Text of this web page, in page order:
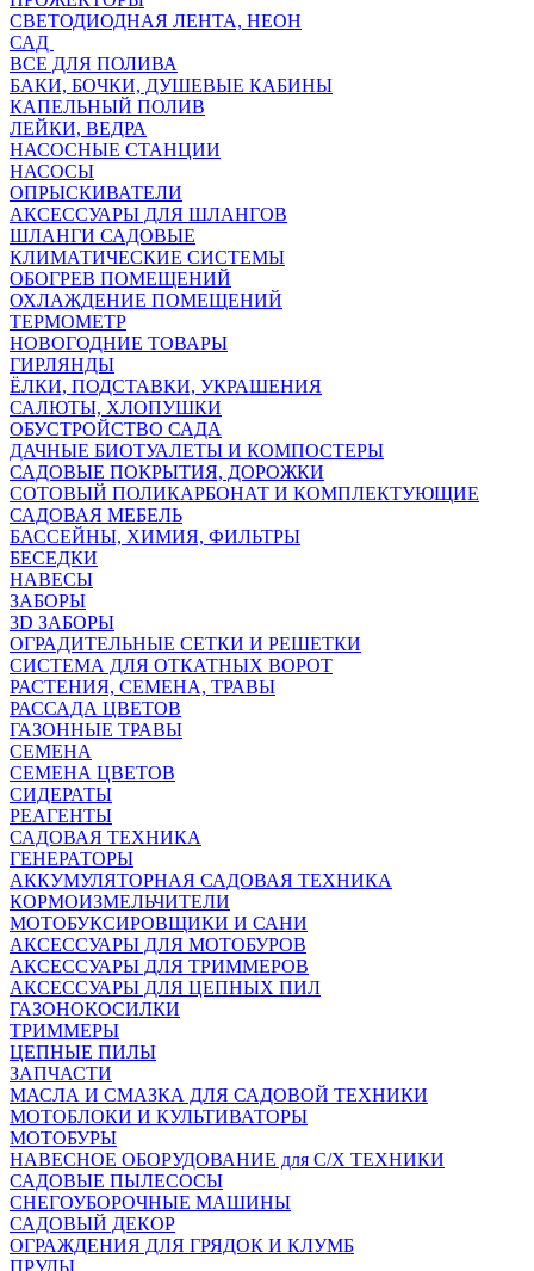
СВЕТОДИОДНАЯ ЛЕНТА, НЕОН
САД
ВСЕ ДЛЯ ПОЛИВА
БАКИ, БОЧКИ, ДУШЕВЫЕ КАБИНЫ
КАПЕЛЬНЫЙ ПОЛИВ
ЛЕЙКИ, ВЕДРА
НАСОСНЫЕ СТАНЦИИ
НАСОСЫ
ОПРЫСКИВАТЕЛИ
АКСЕССУАРЫ ДЛЯ ШЛАНГОВ
ШЛАНГИ САДОВЫЕ
КЛИМАТИЧЕСКИЕ СИСТЕМЫ
ОБОГРЕВ ПОМЕЩЕНИЙ
ОХЛАЖДЕНИЕ ПОМЕЩЕНИЙ
ТЕРМОМЕТР
НОВОГОДНИЕ ТОВАРЫ
ГИРЛЯНДЫ
ЁЛКИ, ПОДСТАВКИ, УКРАШЕНИЯ
САЛЮТЫ, ХЛОПУШКИ
ОБУСТРОЙСТВО САДА
ДАЧНЫЕ БИОТУАЛЕТЫ И КОМПОСТЕРЫ
САДОВЫЕ ПОКРЫТИЯ, ДОРОЖКИ
СОТОВЫЙ ПОЛИКАРБОНАТ И КОМПЛЕКТУЮЩИЕ
САДОВАЯ МЕБЕЛЬ
БАССЕЙНЫ, ХИМИЯ, ФИЛЬТРЫ
БЕСЕДКИ
НАВЕСЫ
ЗАБОРЫ
3D ЗАБОРЫ
ОГРАДИТЕЛЬНЫЕ СЕТКИ И РЕШЕТКИ
СИСТЕМА ДЛЯ ОТКАТНЫХ ВОРОТ
РАСТЕНИЯ, СЕМЕНА, ТРАВЫ
РАССАДА ЦВЕТОВ
ГАЗОННЫЕ ТРАВЫ
СЕМЕНА
СЕМЕНА ЦВЕТОВ
СИДЕРАТЫ
РЕАГЕНТЫ
САДОВАЯ ТЕХНИКА
ГЕНЕРАТОРЫ
АККУМУЛЯТОРНАЯ САДОВАЯ ТЕХНИКА
КОРМОИЗМЕЛЬЧИТЕЛИ
МОТОБУКСИРОВЩИКИ И САНИ
АКСЕССУАРЫ ДЛЯ МОТОБУРОВ
АКСЕССУАРЫ ДЛЯ ТРИММЕРОВ
АКСЕССУАРЫ ДЛЯ ЦЕПНЫХ ПИЛ
ГАЗОНОКОСИЛКИ
ТРИММЕРЫ
ЦЕПНЫЕ ПИЛЫ
ЗАПЧАСТИ
МАСЛА И СМАЗКА ДЛЯ САДОВОЙ ТЕХНИКИ
МОТОБЛОКИ И КУЛЬТИВАТОРЫ
МОТОБУРЫ
НАВЕСНОЕ ОБОРУДОВАНИЕ для С/Х ТЕХНИКИ
САДОВЫЕ ПЫЛЕСОСЫ
СНЕГОУБОРОЧНЫЕ МАШИНЫ
САДОВЫЙ ДЕКОР
ОГРАЖДЕНИЯ ДЛЯ ГРЯДОК И КЛУМБ
ПРУДЫ